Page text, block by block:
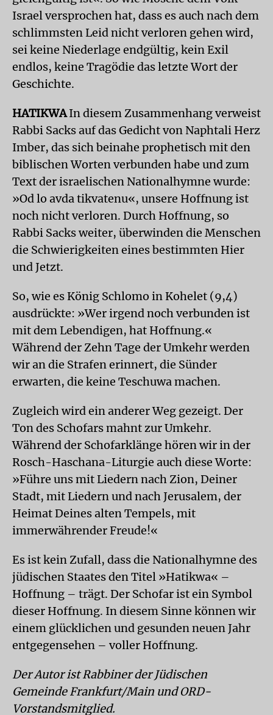
Israel versprochen hat, dass es auch nach dem
schlimmsten Leid nicht verloren gehen wird,
sei keine Niederlage endgültig, kein Exil
endlos, keine Tragödie das letzte Wort der
Geschichte.
HATIKWAIn diesem Zusammenhang verweist
Rabbi Sacks auf das Gedicht von Naphtali Herz
Imber, das sich beinahe prophetisch mit den
biblischen Worten verbunden habe und zum
Text der israelischen Nationalhymne wurde:
»Od lo avda tikvatenu«, unsere Hoffnung ist
noch nicht verloren. Durch Hoffnung, so
Rabbi Sacks weiter, überwinden die Menschen
die Schwierigkeiten eines bestimmten Hier
und Jetzt.
So, wie es König Schlomo in Kohelet (9,4)
ausdrückte: »Wer irgend noch verbunden ist
mit dem Lebendigen, hat Hoffnung.«
Während der Zehn Tage der Umkehr werden
wir an die Strafen erinnert, die Sünder
erwarten, die keine Teschuwa machen.
Zugleich wird ein anderer Weg gezeigt. Der
Ton des Schofars mahnt zur Umkehr.
Während der Schofarklänge hören wir in der
Rosch-Haschana-Liturgie auch diese Worte:
»Führe uns mit Liedern nach Zion, Deiner
Stadt, mit Liedern und nach Jerusalem, der
Heimat Deines alten Tempels, mit
immerwährender Freude!«
Es ist kein Zufall, dass die Nationalhymne des
jüdischen Staates den Titel »Hatikwa« –
Hoffnung – trägt. Der Schofar ist ein Symbol
dieser Hoffnung. In diesem Sinne können wir
einem glücklichen und gesunden neuen Jahr
entgegensehen – voller Hoffnung.
Der Autor ist Rabbiner der Jüdischen
Gemeinde Frankfurt/Main und ORD-
Vorstandsmitglied.